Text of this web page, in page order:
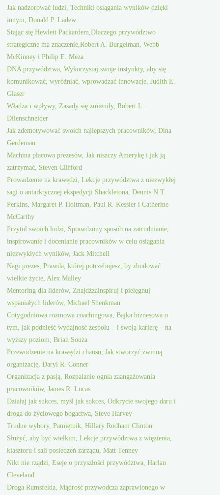
Jak nadzorować ludzi, Techniki osiągania wyników dzięki
innym, Donald P. Ladew
Stając się Hewlett Packardem,Dlaczego przywództwo
strategiczne ma znaczenie,Robert A. Burgelman, Webb
McKinney i Philip E. Meza
DNA przywództwa, Wykorzystaj swoje instynkty, aby się
komunikować, wyróżniać, wprowadzać innowacje, Judith E.
Glaser
Władza i wpływy, Zasady się zmieniły, Robert L.
Dilenschneider
Jak zdemotywować swoich najlepszych pracowników, Dina
Gerdeman
Machina płacowa prezesów, Jak niszczy Amerykę i jak ją
zatrzymać, Steven Clifford
Prowadzenie na krawędzi, Lekcje przywództwa z niezwykłej
sagi o antarktycznej ekspedycji Shackletona, Dennis N.T.
Perkins, Margaret P. Holtman, Paul R. Kessler i Catherine
McCarthy
Przytul swoich ludzi, Sprawdzony sposób na zatrudnianie,
inspirowanie i docenianie pracowników w celu osiągania
niezwykłych wyników, Jack Mitchell
Nagi prezes, Prawda, której potrzebujesz, by zbudować
wielkie życie, Alex Malley
Mentoring dla liderów, Znajdźzainspiruj i pielęgnuj
wspaniałych liderów, Michael Shenkman
Cotygodniowa rozmowa coachingowa, Bajka biznesowa o
tym, jak podnieść wydajność zespołu – i swoją karierę – na
wyższy poziom, Brian Souza
Przewodzenie na krawędzi chaosu, Jak stworzyć zwinną
organizację, Daryl R. Conner
Organizacja z pasją, Rozpalanie ognia zaangażowania
pracowników, James R. Lucas
Działaj jak sukces, myśl jak sukces, Odkrycie swojego daru i
droga do życiowego bogactwa, Steve Harvey
Trudne wybory, Pamiętnik, Hillary Rodham Clinton
Służyć, aby być wielkim, Lekcje przywództwa z więzienia,
klasztoru i sali posiedzeń zarządu, Matt Tenney
Nikt nie rządzi, Eseje o przyszłości przywództwa, Harlan
Cleveland
Droga Rumsfelda, Mądrość przywódcza zaprawionego w